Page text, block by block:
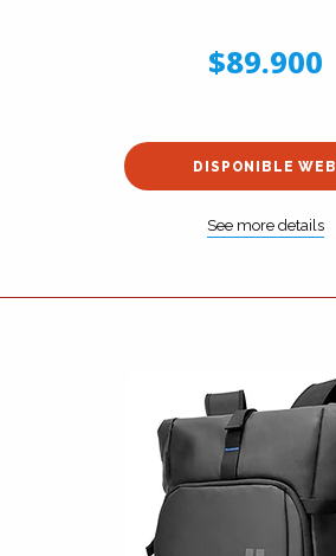
$89.900
DISPONIBLE WEB
See more details